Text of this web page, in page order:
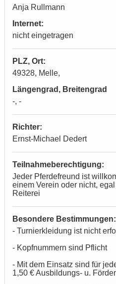
Anja Rullmann
Internet:
nicht eingetragen
PLZ, Ort:
49328, Melle,
Längengrad, Breitengrad
-, -
Richter:
Ernst-Michael Dedert
Teilnahmeberechtigung:
Jeder Pferdefreund ist
einem Verein oder nicht,
Reiterei
Besondere Bestimmungen:
- Turnierkleidung ist nicht
- Kopfnummern sind Pflicht
- Mit dem Einsatz sind für
1,50 € Ausbildungs- u.